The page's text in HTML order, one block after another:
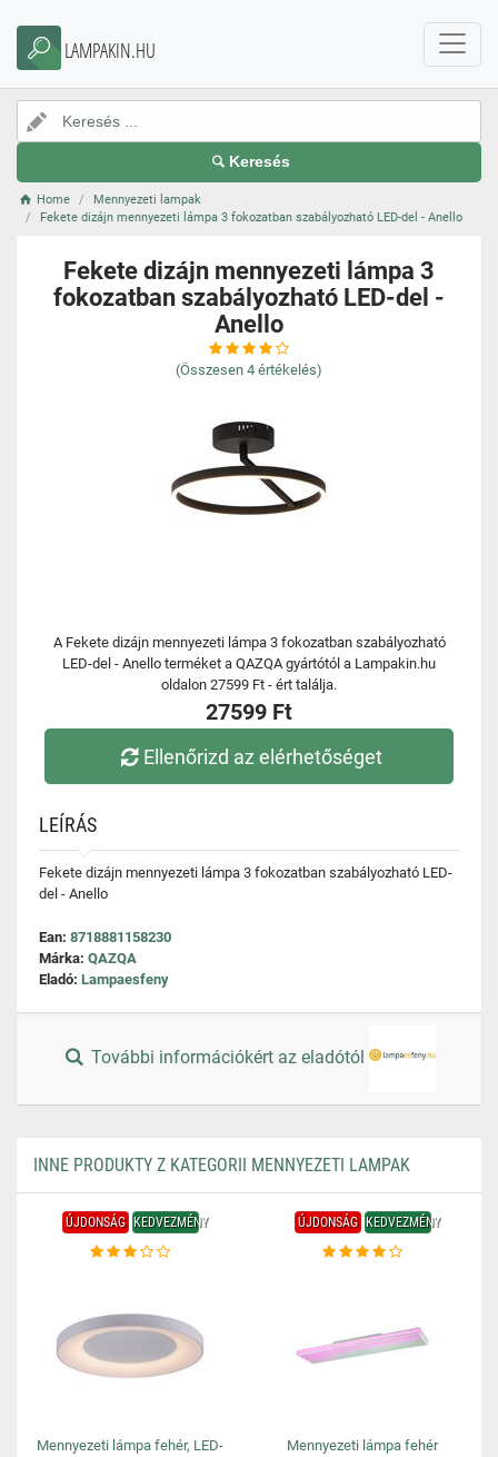
LAMPAKIN.HU
Keresés
Home
Mennyezeti lampak
Fekete dizájn mennyezeti lámpa 3 fokozatban szabályozható LED-del - Anello
Fekete dizájn mennyezeti lámpa 3
fokozatban szabályozható LED-del -
Anello
(Összesen 4 értékelés)
A Fekete dizájn mennyezeti lámpa 3 fokozatban szabályozható
LED-del - Anello terméket a QAZQA gyártótól a Lampakin.hu
oldalon 27599 Ft - ért találja.
27599 Ft
Ellenőrizd az elérhetőséget
LEÍRÁS
Fekete dizájn mennyezeti lámpa 3 fokozatban szabályozható LED-
del - Anello
Ean: 8718881158230
Márka: QAZQA
Eladó: Lampaesfeny
További információkért az eladótól
INNE PRODUKTY Z KATEGORII MENNYEZETI LAMPAK
ÚJDONSÁG KEDVEZMÉNY
Mennyezeti lámpa fehér, LED-
ÚJDONSÁG KEDVEZMÉNY
Mennyezeti lámpa fehér